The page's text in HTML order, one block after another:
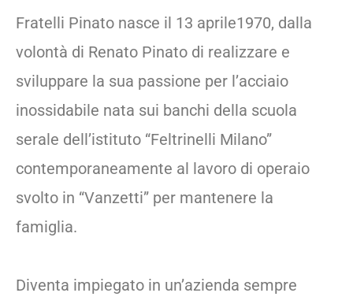
Fratelli Pinato nasce il 13 aprile1970, dalla
volontà di Renato Pinato di realizzare e
sviluppare la sua passione per l’acciaio
inossidabile nata sui banchi della scuola
serale dell’istituto “Feltrinelli Milano”
contemporaneamente al lavoro di operaio
svolto in “Vanzetti” per mantenere la
famiglia.
Diventa impiegato in un’azienda sempre